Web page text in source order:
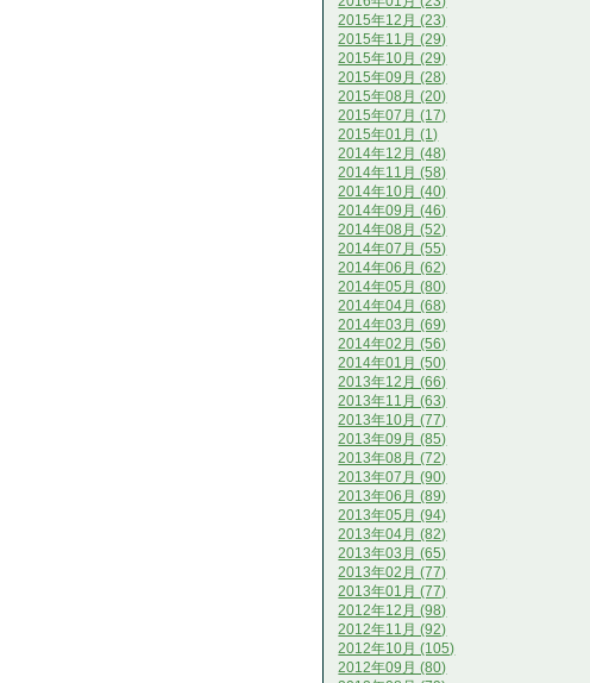
2015年12月 (23)
2015年11月 (29)
2015年10月 (29)
2015年09月 (28)
2015年08月 (20)
2015年07月 (17)
2015年01月 (1)
2014年12月 (48)
2014年11月 (58)
2014年10月 (40)
2014年09月 (46)
2014年08月 (52)
2014年07月 (55)
2014年06月 (62)
2014年05月 (80)
2014年04月 (68)
2014年03月 (69)
2014年02月 (56)
2014年01月 (50)
2013年12月 (66)
2013年11月 (63)
2013年10月 (77)
2013年09月 (85)
2013年08月 (72)
2013年07月 (90)
2013年06月 (89)
2013年05月 (94)
2013年04月 (82)
2013年03月 (65)
2013年02月 (77)
2013年01月 (77)
2012年12月 (98)
2012年11月 (92)
2012年10月 (105)
2012年09月 (80)